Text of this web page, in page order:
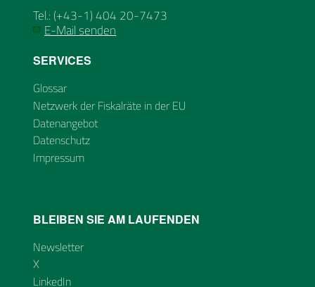
Tel.: (+43-1) 404 20-7473
E-Mail senden
SERVICES
Glossar
Netzwerk der Fiskalräte in der EU
Datenangebot
Datenschutz
Impressum
BLEIBEN SIE AM LAUFENDEN
Newsletter
X
LinkedIn